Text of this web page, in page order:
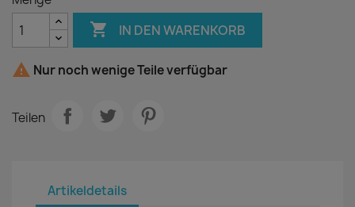
 IN DEN WARENKORB
 Nur noch wenige Teile verfügbar
Teilen
Artikeldetails